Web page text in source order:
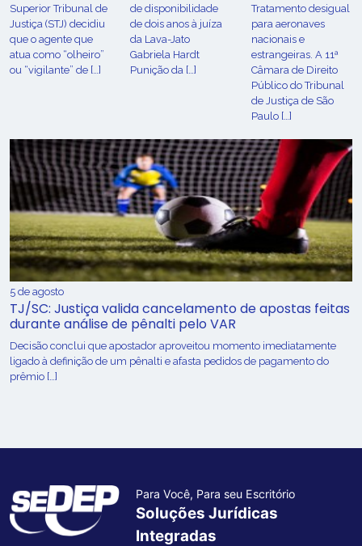
Superior Tribunal de
Justiça (STJ) decidiu
que o agente que
atua como “olheiro”
ou “vigilante” de […]
de disponibilidade
de dois anos à juíza
da Lava-Jato
Gabriela Hardt
Punição da […]
Tratamento desigual
para aeronaves
nacionais e
estrangeiras. A 11ª
Câmara de Direito
Público do Tribunal
de Justiça de São
Paulo […]
5 de agosto
TJ/SC: Justiça valida cancelamento de apostas feitas
durante análise de pênalti pelo VAR
Decisão conclui que apostador aproveitou momento imediatamente
ligado à definição de um pênalti e afasta pedidos de pagamento do
prêmio […]
Para Você, Para seu Escritório
Soluções Jurídicas
Integradas